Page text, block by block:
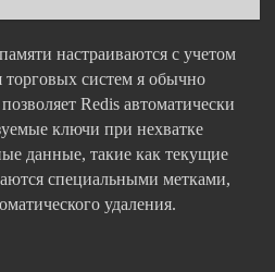
настраиваются с учетом
систем я обычно
Redis автоматически
ключи при нехватке
данные, такие как текущие
специальными метками,
удаления.